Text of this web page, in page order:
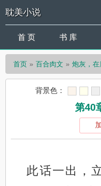
耽美小说
首 页 书 库
首页 百合肉文 炮灰，
背景色：
第40
此话一出，